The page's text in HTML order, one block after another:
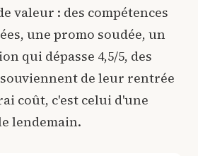
valeur : des compétences
une promo soudée, un
qui dépasse 4,5/5, des
de leur rentrée
coût, c'est celui d'une
lendemain.